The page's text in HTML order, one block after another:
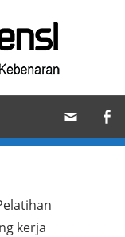
kerja